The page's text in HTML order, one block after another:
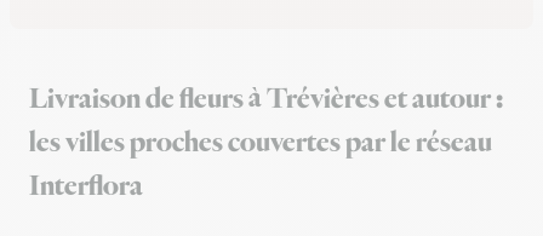
Livraison de fleurs à Trévières et autour :
les villes proches couvertes par le réseau
Interflora